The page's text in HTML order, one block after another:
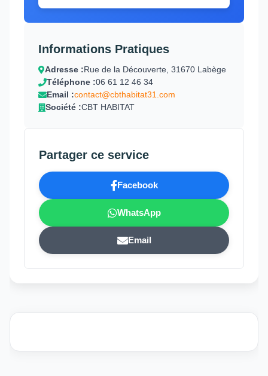
Informations Pratiques
Adresse :Rue de la Découverte, 31670 Labège
Téléphone :06 61 12 46 34
Email :contact@cbthabitat31.com
Société :CBT HABITAT
Partager ce service
Facebook
WhatsApp
Email